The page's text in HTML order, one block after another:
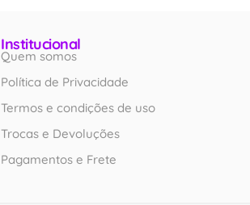
Institucional
Quem somos
Política de Privacidade
Termos e condições de uso
Trocas e Devoluções
Pagamentos e Frete